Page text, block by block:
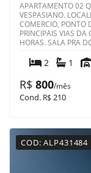
APARTAMENTO 02
VESPASIANO.
COMERCIO, PONTO
PRINCIPAIS VIAS
HORAS. SALA PRA
2 1
R$ 800/mês
Cond. R$ 210
COD: ALP431484